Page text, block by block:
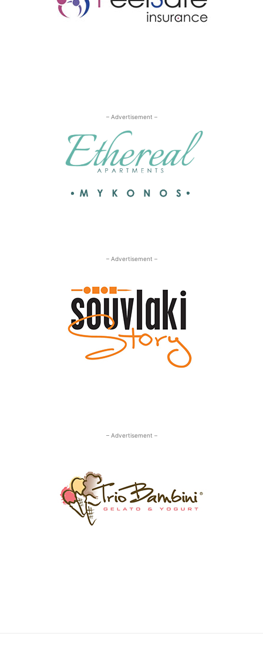
– Advertisement –
– Advertisement –
– Advertisement –